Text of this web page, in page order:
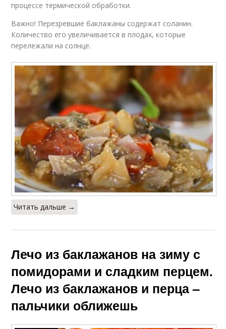
процессе термической обработки.
Важно! Перезревшие баклажаны содержат соланин.
Количество его увеличивается в плодах, которые
перележали на солнце.
Читать дальше →
Лечо из баклажанов на зиму с
помидорами и сладким перцем.
Лечо из баклажанов и перца –
пальчики оближешь